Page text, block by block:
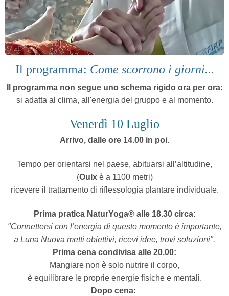
Il programma: Come scorrono i giorni...
Il programma non segue uno schema rigido ora per ora:
si adatta al clima, all'energia del gruppo e al momento.
Venerdì 10 Luglio
Arrivo, dalle ore 14.00 in poi.
Tempo per orientarsi nel paese, abituarsi all’altitudine,
(Oulxè a 1100 metri)
ricevere il trattamento di riflessologia plantare individuale.
Prima pratica NaturYoga® alle 18.30 circa:
"Connettersi con l’energia di questo momento è importante,
a Luna Nuova metti obiettivi, ricevi idee, trovi soluzioni".
Prima cena condivisa alle 20.00:
Mangiare non è solo nutrire il corpo,
è equilibrare le proprie energie fisiche e mentali.
Dopo cena: